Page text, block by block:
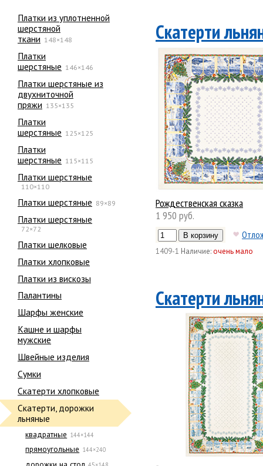
Платки из уплотненной
шерстяной
ткани 148×148
Платки
шерстяные 146×146
Платки шерстяные из
двухниточной
пряжи 135×135
Платки
шерстяные 125×125
Платки
шерстяные 115×115
Платки шерстяные
110×110
Платки шерстяные 89×89
Платки шерстяные
72×72
Платки шелковые
Платки хлопковые
Платки из вискозы
Палантины
Шарфы женские
Кашне и шарфы
мужские
Швейные изделия
Сумки
Скатерти хлопковые
Скатерти, дорожки
льняные
квадратные 144×144
прямоугольные 144×240
Скатерти
Рождественская сказка
1 950 руб.
1409-1 Наличие:очень мало
Скатерти